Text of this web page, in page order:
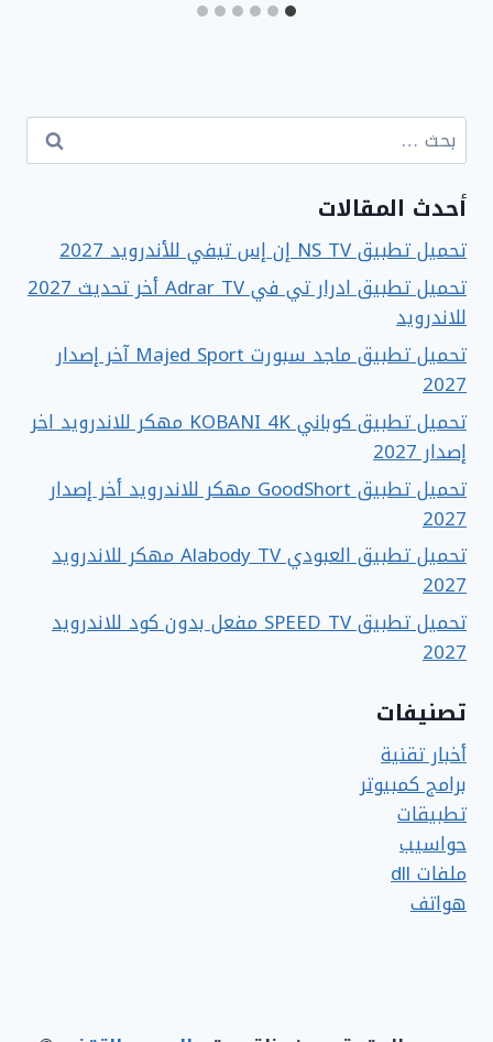
البحث
عن:
أحدث المقالات
تحميل تطبيق NS TV إن إس تيفي للأندرويد 2027
تحميل تطبيق ادرار تي في Adrar TV أخر تحديث 2027
للاندرويد
تحميل تطبيق ماجد سبورت Majed Sport آخر إصدار
2027
تحميل تطبيق كوباني KOBANI 4K مهكر للاندرويد اخر
إصدار 2027
تحميل تطبيق GoodShort مهكر للاندرويد أخر إصدار
2027
تحميل تطبيق العبودي Alabody TV مهكر للاندرويد
2027
تحميل تطبيق SPEED TV مفعل بدون كود للاندرويد
2027
تصنيفات
أخبار تقنية
برامج كمبيوتر
تطبيقات
حواسيب
ملفات dll
هواتف